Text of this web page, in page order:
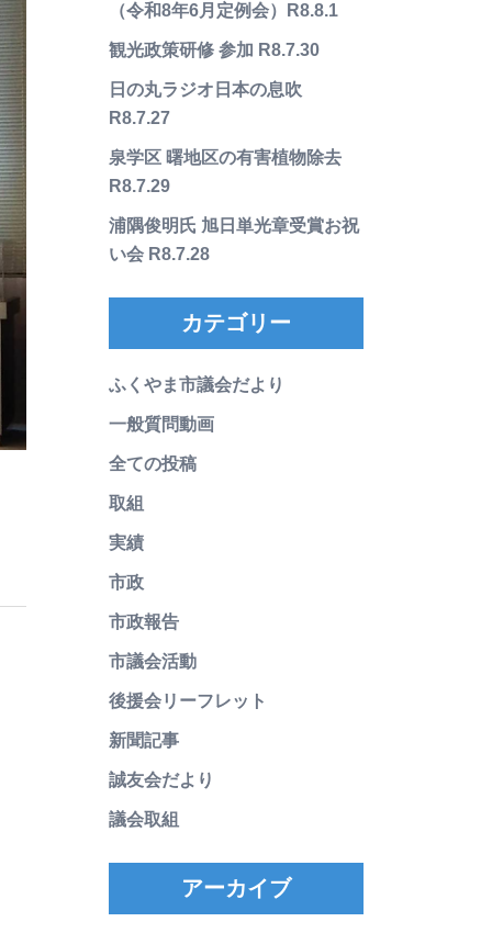
（令和8年6月定例会）R8.8.1
観光政策研修 参加 R8.7.30
日の丸ラジオ日本の息吹
R8.7.27
泉学区 曙地区の有害植物除去
R8.7.29
浦隅俊明氏 旭日単光章受賞お祝
い会 R8.7.28
カテゴリー
ふくやま市議会だより
一般質問動画
全ての投稿
取組
実績
市政
市政報告
市議会活動
後援会リーフレット
新聞記事
誠友会だより
議会取組
アーカイブ